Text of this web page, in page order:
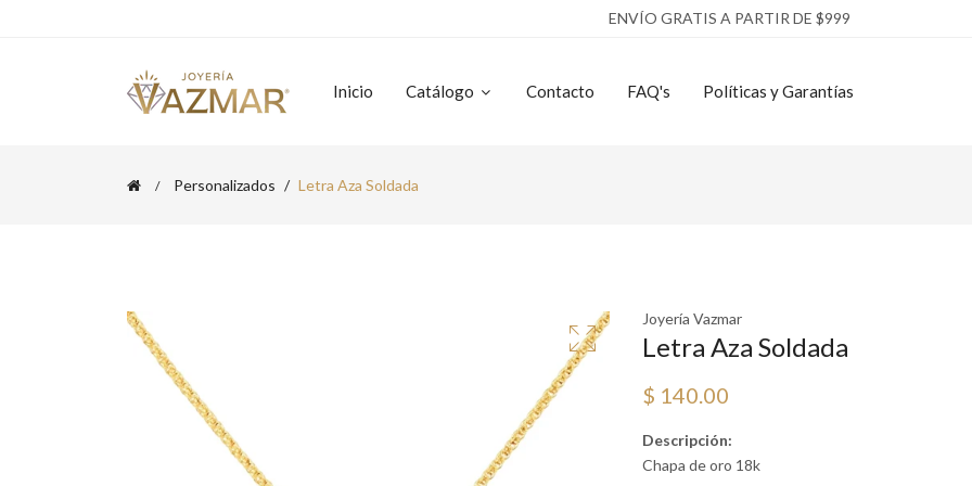
ENVÍO GRATIS A PARTIR DE $999
Inicio Catálogo Contacto FAQ's Políticas y Garantías
Personalizados Letra Aza Soldada
Joyería Vazmar
Letra Aza Soldada
$ 140.00
Descripción:
Chapa de oro 18k